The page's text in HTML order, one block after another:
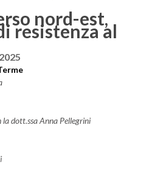
nord-est,
resistenza al
dott.ssa Anna Pellegrini